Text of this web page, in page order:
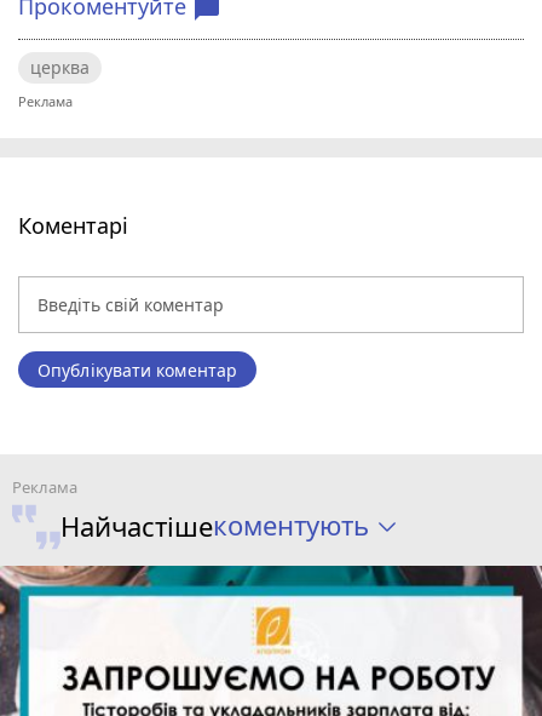
chat_bubble
церква
Коментарі
Опублікувати коментар
Найчастішекоментують